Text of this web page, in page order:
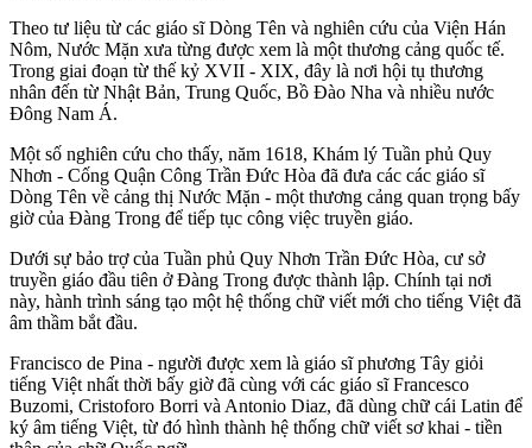
Theo tư liệu từ các giáo sĩ Dòng Tên và nghiên cứu của Viện Hán
Nôm, Nước Mặn xưa từng được xem là một thương cảng quốc tế.
Trong giai đoạn từ thế kỷ XVII - XIX, đây là nơi hội tụ thương
nhân đến từ Nhật Bản, Trung Quốc, Bồ Đào Nha và nhiều nước
Đông Nam Á.
Một số nghiên cứu cho thấy, năm 1618, Khám lý Tuần phủ Quy
Nhơn - Cống Quận Công Trần Đức Hòa đã đưa các các giáo sĩ
Dòng Tên về cảng thị Nước Mặn - một thương cảng quan trọng bấy
giờ của Đàng Trong để tiếp tục công việc truyền giáo.
Dưới sự bảo trợ của Tuần phủ Quy Nhơn Trần Đức Hòa, cư sở
truyền giáo đầu tiên ở Đàng Trong được thành lập. Chính tại nơi
này, hành trình sáng tạo một hệ thống chữ viết mới cho tiếng Việt đã
âm thầm bắt đầu.
Francisco de Pina - người được xem là giáo sĩ phương Tây giỏi
tiếng Việt nhất thời bấy giờ đã cùng với các giáo sĩ Francesco
Buzomi, Cristoforo Borri và Antonio Diaz, đã dùng chữ cái Latin để
ký âm tiếng Việt, từ đó hình thành hệ thống chữ viết sơ khai - tiền